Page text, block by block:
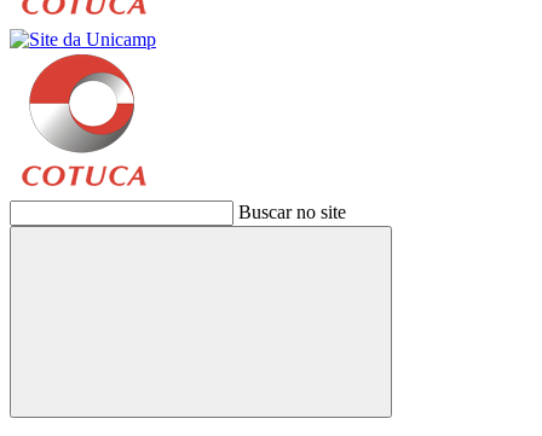
Buscar no site
Buscar